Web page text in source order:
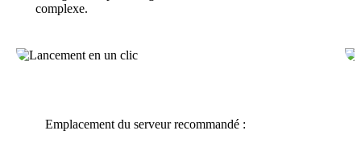
complexe.
Emplacement du serveur recommandé :